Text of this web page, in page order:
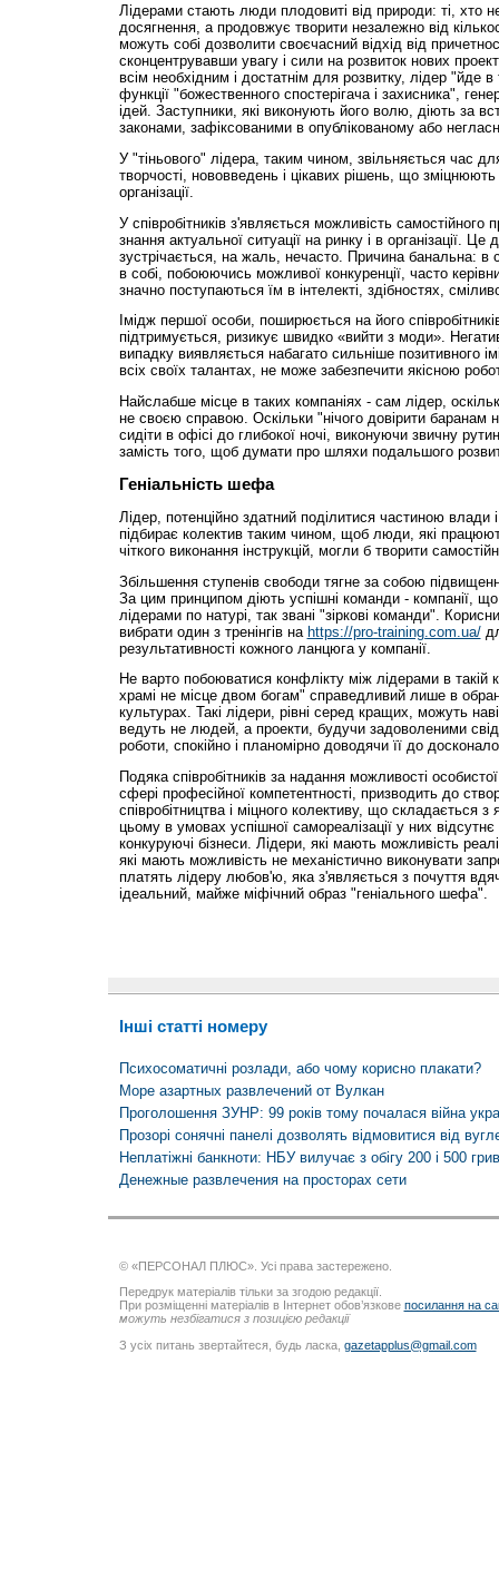
Лідерами стають люди плодовиті від природи: ті, хто
досягнення, а продовжує творити незалежно від
можуть собі дозволити своєчасний відхід від
сконцентрувавши увагу і сили на розвиток нових
всім необхідним і достатнім для розвитку, лідер "йде
функції "божественного спостерігача і захисника",
ідей. Заступники, які виконують його волю, діють за
законами, зафіксованими в опублікованому або
У "тіньового" лідера, таким чином, звільняється час
творчості, нововведень і цікавих рішень, що
організації.
У співробітників з'являється можливість самостійного
знання актуальної ситуації на ринку і в організації. Це
зустрічається, на жаль, нечасто. Причина банальна: в
в собі, побоюючись можливої конкуренції, часто
значно поступаються їм в інтелекті, здібностях,
Імідж першої особи, поширюється на його
підтримується, ризикує швидко «вийти з моди».
випадку виявляється набагато сильніше позитивного
всіх своїх талантах, не може забезпечити якісною
Найслабше місце в таких компаніях - сам лідер,
не своєю справою. Оскільки "нічого довірити баранам
сидіти в офісі до глибокої ночі, виконуючи звичну
замість того, щоб думати про шляхи подальшого
Геніальність шефа
Лідер, потенційно здатний поділитися частиною влади
підбирає колектив таким чином, щоб люди, які
чіткого виконання інструкцій, могли б творити
Збільшення ступенів свободи тягне за собою
За цим принципом діють успішні команди - компанії,
лідерами по натурі, так звані "зіркові команди".
вибрати один з тренінгів на https://pro-training.com.ua/
результативності кожного ланцюга у компанії.
Не варто побоюватися конфлікту між лідерами в
храмі не місце двом богам" справедливий лише в
культурах. Такі лідери, рівні серед кращих, можуть
ведуть не людей, а проекти, будучи задоволеними
роботи, спокійно і планомірно доводячи її до
Подяка співробітників за надання можливості
сфері професійної компетентності, призводить до
співробітництва і міцного колективу, що складається
цьому в умовах успішної самореалізації у них
конкуруючі бізнеси. Лідери, які мають можливість
які мають можливість не механістично виконувати
платять лідеру любов'ю, яка з'являється з почуття
ідеальний, майже міфічний образ "геніального шефа".
Інші статті номеру
Психосоматичні розлади, або чому корисно плакати?
Море азартных развлечений от Вулкан
Проголошення ЗУНР: 99 років тому почалася війна
Прозорі сонячні панелі дозволять відмовитися від
Неплатіжні банкноти: НБУ вилучає з обігу 200 і 500
Денежные развлечения на просторах сети
© «ПЕРСОНАЛ ПЛЮС». Усі права застережено.
Передрук матеріалів тільки за згодою редакції.
При розміщенні матеріалів в Інтернет обов’язкове посилання на
можуть незбігатися з позицією редакції
З усіх питань звертайтеся, будь ласка, gazetapplus@gmail.com